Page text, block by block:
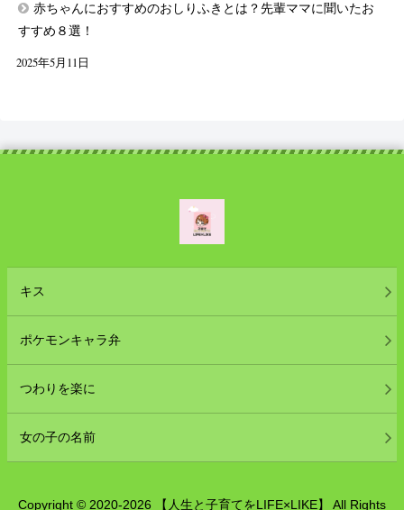
赤ちゃんにおすすめのおしりふきとは？先輩ママに聞いたお
すすめ８選！
2025年5月11日
キス
ポケモンキャラ弁
つわりを楽に
女の子の名前
Copyright © 2020-2026 【人生と子育てをLIFE×LIKE】 All Rights